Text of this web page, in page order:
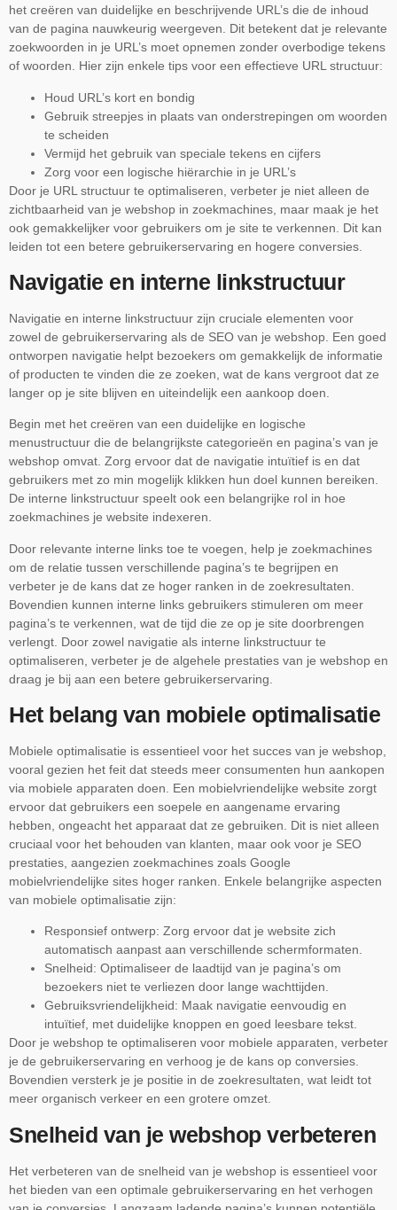
het creëren van duidelijke en beschrijvende URL’s die de inhoud
van de pagina nauwkeurig weergeven. Dit betekent dat je relevante
zoekwoorden in je URL’s moet opnemen zonder overbodige tekens
of woorden. Hier zijn enkele tips voor een effectieve URL structuur:
Houd URL’s kort en bondig
Gebruik streepjes in plaats van onderstrepingen om woorden
te scheiden
Vermijd het gebruik van speciale tekens en cijfers
Zorg voor een logische hiërarchie in je URL’s
Door je URL structuur te optimaliseren, verbeter je niet alleen de
zichtbaarheid van je webshop in zoekmachines, maar maak je het
ook gemakkelijker voor gebruikers om je site te verkennen. Dit kan
leiden tot een betere gebruikerservaring en hogere conversies.
Navigatie en interne linkstructuur
Navigatie en interne linkstructuur zijn cruciale elementen voor
zowel de gebruikerservaring als de SEO van je webshop. Een goed
ontworpen navigatie helpt bezoekers om gemakkelijk de informatie
of producten te vinden die ze zoeken, wat de kans vergroot dat ze
langer op je site blijven en uiteindelijk een aankoop doen.
Begin met het creëren van een duidelijke en logische
menustructuur die de belangrijkste categorieën en pagina’s van je
webshop omvat. Zorg ervoor dat de navigatie intuïtief is en dat
gebruikers met zo min mogelijk klikken hun doel kunnen bereiken.
De interne linkstructuur speelt ook een belangrijke rol in hoe
zoekmachines je website indexeren.
Door relevante interne links toe te voegen, help je zoekmachines
om de relatie tussen verschillende pagina’s te begrijpen en
verbeter je de kans dat ze hoger ranken in de zoekresultaten.
Bovendien kunnen interne links gebruikers stimuleren om meer
pagina’s te verkennen, wat de tijd die ze op je site doorbrengen
verlengt. Door zowel navigatie als interne linkstructuur te
optimaliseren, verbeter je de algehele prestaties van je webshop en
draag je bij aan een betere gebruikerservaring.
Het belang van mobiele optimalisatie
Mobiele optimalisatie is essentieel voor het succes van je webshop,
vooral gezien het feit dat steeds meer consumenten hun aankopen
via mobiele apparaten doen. Een mobielvriendelijke website zorgt
ervoor dat gebruikers een soepele en aangename ervaring
hebben, ongeacht het apparaat dat ze gebruiken. Dit is niet alleen
cruciaal voor het behouden van klanten, maar ook voor je SEO
prestaties, aangezien zoekmachines zoals Google
mobielvriendelijke sites hoger ranken. Enkele belangrijke aspecten
van mobiele optimalisatie zijn:
Responsief ontwerp: Zorg ervoor dat je website zich
automatisch aanpast aan verschillende schermformaten.
Snelheid: Optimaliseer de laadtijd van je pagina’s om
bezoekers niet te verliezen door lange wachttijden.
Gebruiksvriendelijkheid: Maak navigatie eenvoudig en
intuïtief, met duidelijke knoppen en goed leesbare tekst.
Door je webshop te optimaliseren voor mobiele apparaten, verbeter
je de gebruikerservaring en verhoog je de kans op conversies.
Bovendien versterk je je positie in de zoekresultaten, wat leidt tot
meer organisch verkeer en een grotere omzet.
Snelheid van je webshop verbeteren
Het verbeteren van de snelheid van je webshop is essentieel voor
het bieden van een optimale gebruikerservaring en het verhogen